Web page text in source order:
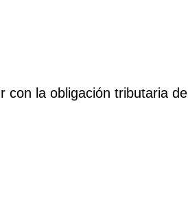
con la obligación tributaria